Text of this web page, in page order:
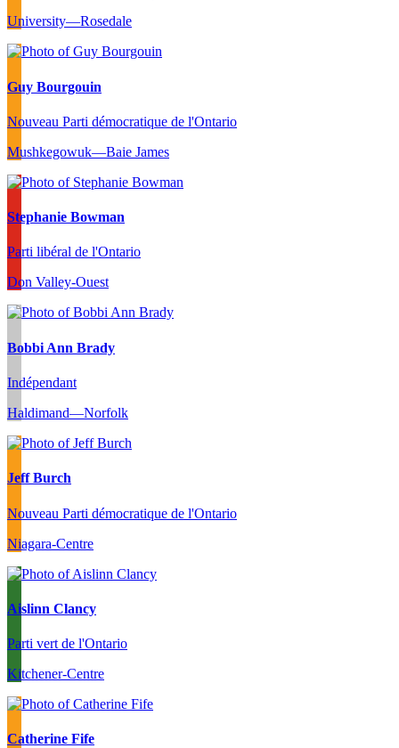
University—Rosedale
Guy Bourgouin
Nouveau Parti démocratique de l'Ontario
Mushkegowuk—Baie James
Stephanie Bowman
Parti libéral de l'Ontario
Don Valley-Ouest
Bobbi Ann Brady
Indépendant
Haldimand—Norfolk
Jeff Burch
Nouveau Parti démocratique de l'Ontario
Niagara-Centre
Aislinn Clancy
Parti vert de l'Ontario
Kitchener-Centre
Catherine Fife